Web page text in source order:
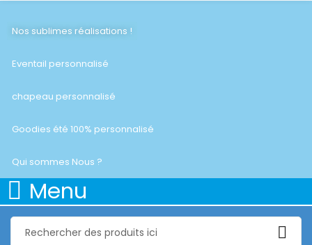
Nos sublimes réalisations !
Eventail personnalisé
chapeau personnalisé
Goodies été 100% personnalisé
Qui sommes Nous ?
Menu